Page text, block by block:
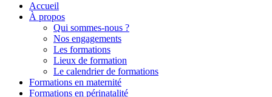
Accueil
À propos
Qui sommes-nous ?
Nos engagements
Les formations
Lieux de formation
Le calendrier de formations
Formations en maternité
Formations en périnatalité